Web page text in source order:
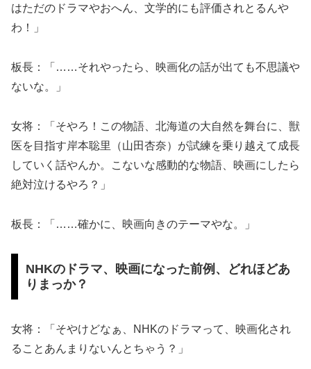
はただのドラマやおへん、文学的にも評価されとるんや
わ！」
板長：「……それやったら、映画化の話が出ても不思議や
ないな。」
女将：「そやろ！この物語、北海道の大自然を舞台に、獣
医を目指す岸本聡里（山田杏奈）が試練を乗り越えて成長
していく話やんか。こないな感動的な物語、映画にしたら
絶対泣けるやろ？」
板長：「……確かに、映画向きのテーマやな。」
NHKのドラマ、映画になった前例、どれほどあ
りまっか？
女将：「そやけどなぁ、NHKのドラマって、映画化され
ることあんまりないんとちゃう？」